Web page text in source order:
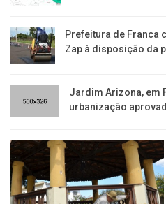
Prefeitura de Franca
Zap à disposição da
Jardim Arizona, em
urbanização